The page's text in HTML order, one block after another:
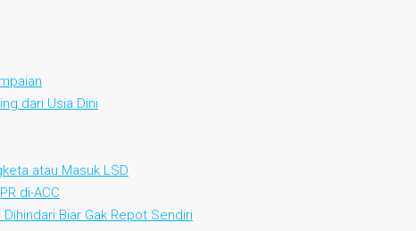
dari Usia Dini
atau Masuk LSD
di-ACC
Biar Gak Repot Sendiri